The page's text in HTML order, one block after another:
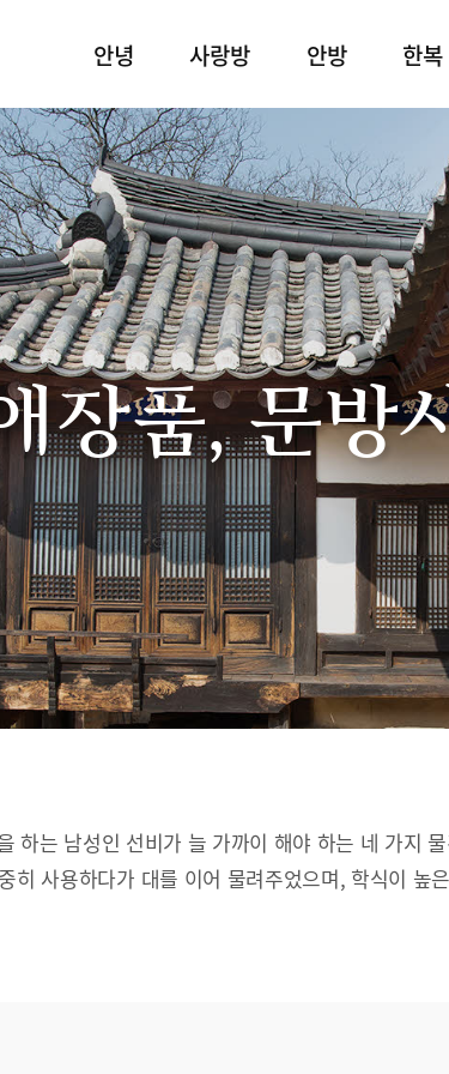
안녕 사랑방 안방 한복
장품, 문방
하는 남성인 선비가 늘 가까이 해야 하는 네 가지
히 사용하다가 대를 이어 물려주었으며, 학식이 높